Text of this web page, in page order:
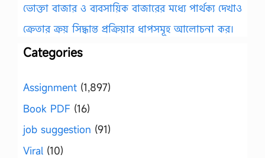
ভোক্তা বাজার ও ব্যবসায়িক বাজারের মধ্যে পার্থক্য দেখাও
ক্রেতার ক্রয় সিদ্ধান্ত প্রক্রিয়ার ধাপসমূহ আলোচনা কর।
Categories
Assignment (1,897)
Book PDF (16)
job suggestion (91)
Viral (10)